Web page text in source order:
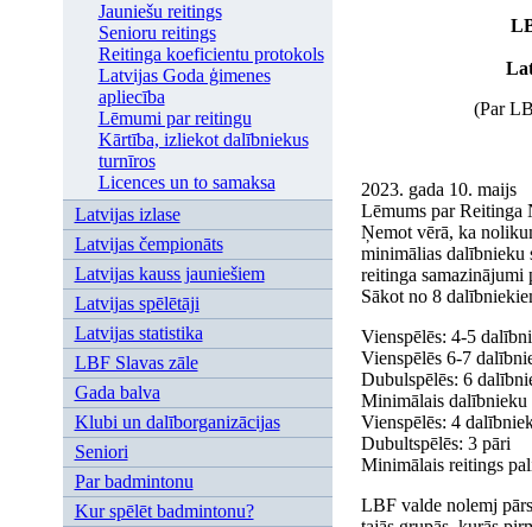
Jauniešu reitings
Senioru reitings
Reitinga koeficientu protokols
Latvijas Goda ģimenes
apliecība
Lēmumi par reitingu
Kārtība, izliekot dalībniekus
turnīros
Licences un to samaksa
Latvijas izlase
Latvijas čempionāts
Latvijas kauss jauniešiem
Latvijas spēlētāji
Latvijas statistika
LBF Slavas zāle
Gada balva
Klubi un dalīborganizācijas
Seniori
Par badmintonu
Kur spēlēt badmintonu?
(Par
2023. gada 10. maijs
Lēmums par Reitinga
Ņemot vērā, ka
minimālias dalībnieku
reitinga samazinājumi
Sākot no 8
Vienspēlēs: 4-5
Vienspēlēs 6-7
Dubulspēlēs: 6
Minimālais dalībnieku
Vienspēlēs: 4
Dubultspēlēs: 3 pāri
Minimālais reitings
LBF valde nolemj